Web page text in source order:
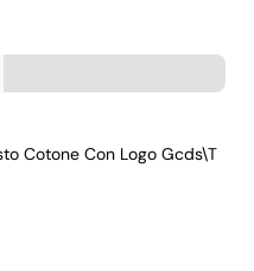
Cotone Con Logo Gcds\t